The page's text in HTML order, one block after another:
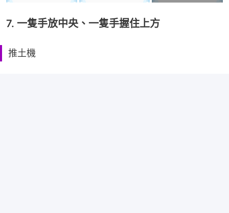
7. 一隻手放中央、一隻手握住上方
推土機